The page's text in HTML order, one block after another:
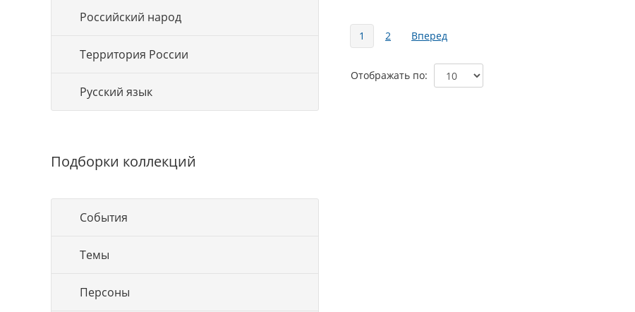
Российский народ
Территория России
Русский язык
Подборки коллекций
События
Темы
Персоны
Страницы
1 2 Вперед
Отображать по